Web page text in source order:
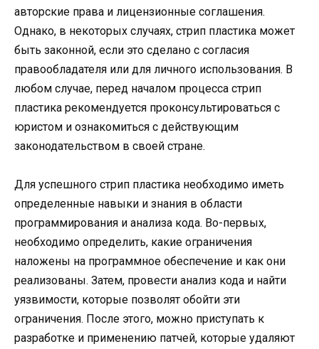
авторские права и лицензионные соглашения.
Однако, в некоторых случаях, стрип пластика может
быть законной, если это сделано с согласия
правообладателя или для личного использования. В
любом случае, перед началом процесса стрип
пластика рекомендуется проконсультироваться с
юристом и ознакомиться с действующим
законодательством в своей стране.
Для успешного стрип пластика необходимо иметь
определенные навыки и знания в области
программирования и анализа кода. Во-первых,
необходимо определить, какие ограничения
наложены на программное обеспечение и как они
реализованы. Затем, провести анализ кода и найти
уязвимости, которые позволят обойти эти
ограничения. После этого, можно приступать к
разработке и применению патчей, которые удаляют